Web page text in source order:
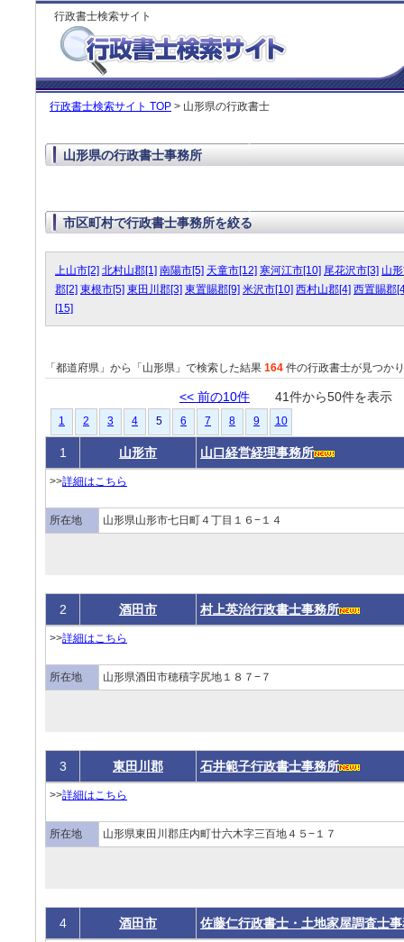
行政書士検索サイト
行政書士検索サイト TOP > 山形県の行政書士
山形県の行政書士事務所
市区町村で行政書士事務所を絞る
上山市[2] 北村山郡[1] 南陽市[5] 天童市[12] 寒河江市[10] 尾花沢市[3] 山
郡[2] 東根市[5] 東田川郡[3] 東置賜郡[9] 米沢市[10] 西村山郡[4] 西置賜郡
[15]
「都道府県」から「山形県」で検索した結果 164 件の行政書士が見つか
<< 前の10件 41件から50件を表
1 2 3 4 5 6 7 8 9 10
1 山形市 山口経営経理事務所
>>詳細はこちら
所在地 山形県山形市七日町４丁目１６−１４
2 酒田市 村上英治行政書士事務所
>>詳細はこちら
所在地 山形県酒田市穂積字尻地１８７−７
3 東田川郡 石井範子行政書士事務所
>>詳細はこちら
所在地 山形県東田川郡庄内町廿六木字三百地４５−１７
4 酒田市 佐藤仁行政書士・土地家屋調査士